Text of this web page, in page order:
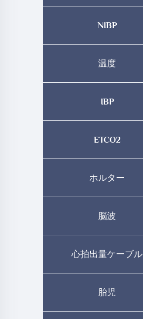
NIBP
温度
IBP
ETCO2
ホルター
脳波
心拍出量ケーブル
胎児